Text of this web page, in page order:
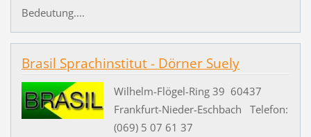
Bedeutung....
Brasil Sprachinstitut - Dörner Suely
Wilhelm-Flögel-Ring 39 60437
Frankfurt-Nieder-Eschbach Telefon:
(069) 5 07 61 37